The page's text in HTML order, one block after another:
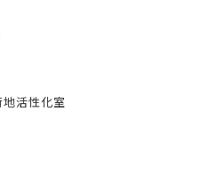
活性化室